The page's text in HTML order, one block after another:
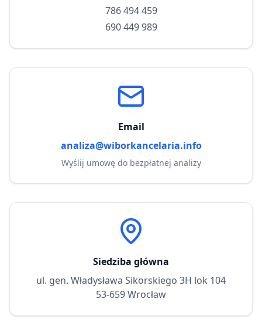
786 494 459
690 449 989
Email
analiza@wiborkancelaria.info
Wyślij umowę do bezpłatnej analizy
Siedziba główna
ul. gen. Władysława Sikorskiego 3H lok 104
53-659 Wrocław